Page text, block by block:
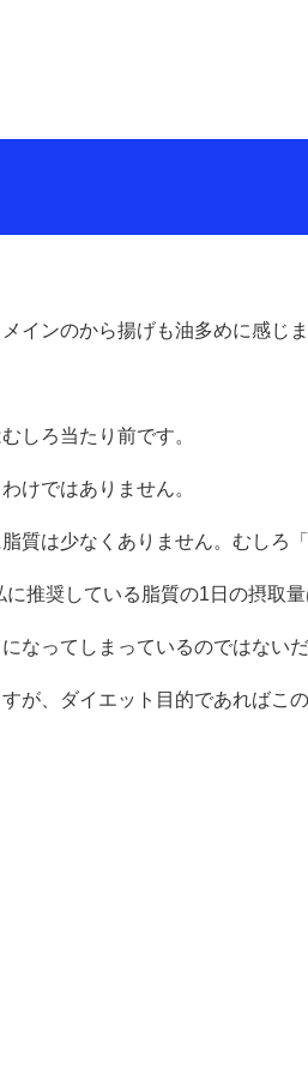
インのから揚げも油多めに感じ
しろ当たり前です。
けではありません。
質は少なくありません。むしろ
推奨している脂質の1日の摂取
なってしまっているのではない
が、ダイエット目的であればこ